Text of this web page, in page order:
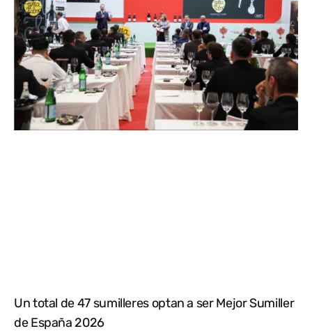
Un total de 47 sumilleres optan a ser Mejor Sumiller
de España 2026